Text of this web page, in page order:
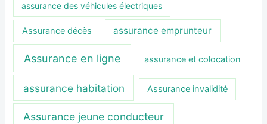
assurance des véhicules électriques
Assurance décès assurance emprunteur
Assurance en ligne assurance et colocation
assurance habitation Assurance invalidité
Assurance jeune conducteur